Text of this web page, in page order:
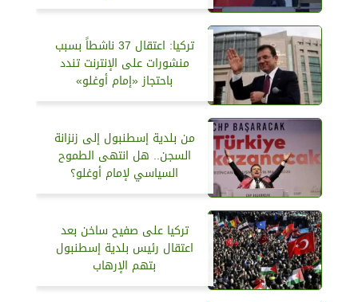
تركيا: اعتقال 37 ناشطاً بسبب
منشورات على الإنترنت تندد
باحتجاز «إمام أوغلو»
من بلدية إسطنبول إلى زنزانة
السجن.. هل انتهى الطموح
السياسي لإمام أوغلو؟
تركيا على صفيح ساخن بعد
اعتقال رئيس بلدية إسطنبول
بتهم الإرهاب